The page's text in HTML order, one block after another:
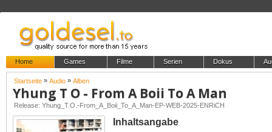
Home Games Filme Serien Dokus
Startseite » Audio » Alben
Yhung T O - From A Boii To A Man
Release: Yhung_T.O.-From_A_Boii_To_A_Man-EP-WEB-2025-ENRiCH
Inhaltsangabe